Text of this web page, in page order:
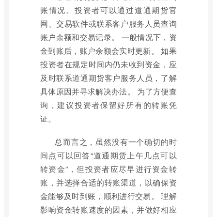
账情况。投资者可以通过道通期货官
网、交易软件或联系客户服务人员查询
账户余额和交易记录。 一般情况下，资
金到账后，账户余额会实时更新。 如果
投资者在规定时间内仍未收到资金，应
及时联系道通期货客户服务人员，了解
具体原因并寻求解决办法。 为了方便查
询，建议投资者保留好所有的转账凭
证。
总而言之，虽然没有一个确切的时
间点可以回答“道通期货上午几点可以
转资金”，但投资者应尽早进行资金转
账，并选择合适的转账渠道，以确保资
金能够及时到账，顺利进行交易。 理解
影响资金转账速度的因素，并做好相应